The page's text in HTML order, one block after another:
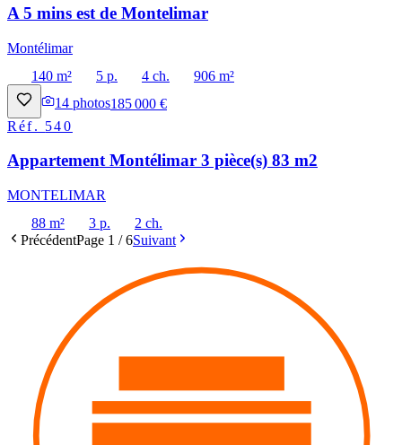
A 5 mins est de Montelimar
Montélimar
140 m²
5 p. 4 ch.
906 m²
14 photos185 000 €
Réf. 540
Appartement Montélimar 3 pièce(s) 83 m2
MONTELIMAR
88 m²
3 p.
2 ch.
PrécédentPage 1 /6Suivant